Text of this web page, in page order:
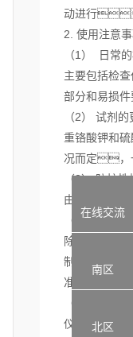
动进行
2. 使用注意
（1） 日常
主要包括检
部分和易损
（2） 试剂的
重铬酸钾和
况而定，
（3） 防护性
由于蠕动泵
（4） 日常校
除程序设定
制备的蒸馏
准。
（5） 出厂
仪器在出厂
在线交流
南区
北区